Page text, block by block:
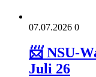
07.07.2026 0
📨 NSU-
Juli 26